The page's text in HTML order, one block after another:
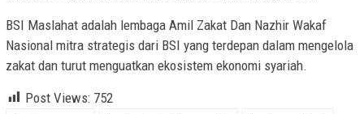
BSI Maslahat adalah lembaga Amil Zakat Dan Nazhir Wakaf
Nasional mitra strategis dari BSI yang terdepan dalam mengelola
zakat dan turut menguatkan ekosistem ekonomi syariah.
Post Views: 752